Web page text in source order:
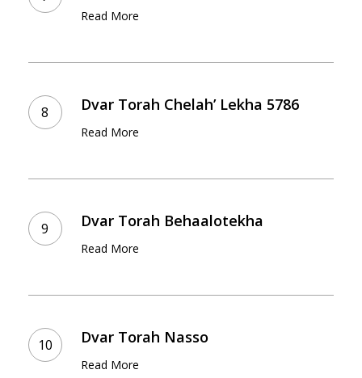
Read More
Torah
Chelah’
Dvar Torah Chelah’ Lekha 5786
Read More
Torah
Behaalotekha
Dvar Torah Behaalotekha
Read More
Torah
Nasso
Dvar Torah Nasso
Read More